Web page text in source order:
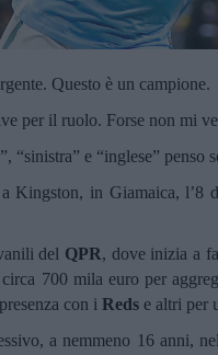
Questo è un campione.
per il ruolo. Forse non mi
“sinistra” e “inglese” penso
a Kingston, in Giamaica, l’8
del QPR, dove inizia a
700 mila euro per
con i Reds e altri per
a nemmeno 16 anni,